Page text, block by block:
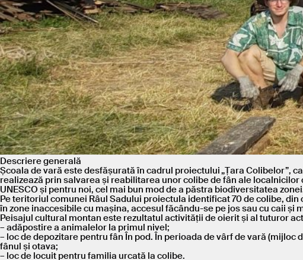
Descriere generală
Școala de vară este desfășurată în cadrul proiectului „Țara Colibelor”,
realizează prin salvarea și reabilitarea unor colibe de fân ale
UNESCO și pentru noi, cel mai bun mod de a păstra biodiversitatea
Pe teritoriul comunei Râul Sadului proiectula identificat 70 de colibe,
în zone inaccesibile cu mașina, accesul făcându-se pe jos sau cu caii și
Peisajul cultural montan este rezultatul activității de oierit și al tuturor
– adăpostire a animalelor la primul nivel;
– loc de depozitare pentru fân În pod. În perioada de vârf de vară
fânul și otava;
– loc de locuit pentru familia urcată la colibe.